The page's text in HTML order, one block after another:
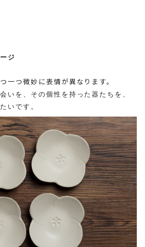
ジ
一つ微妙に表情が異なります。
いを、 その個性を持った器たちを、
いです。